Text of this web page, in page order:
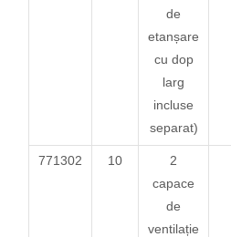
de
etanșare
cu dop
larg
incluse
separat)
771302 10
2
capace
de
ventilație